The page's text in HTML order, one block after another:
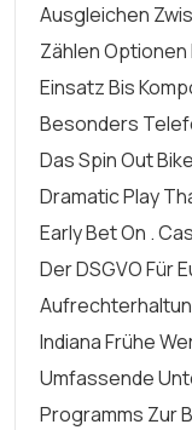
Ausgleichen
Zählen
Einsatz Bis
Besonders
Das Spin Out
Dramatic Play
Early Bet On .
Der DSGVO Für
Indiana Frühe
Umfassende
Programms Zur